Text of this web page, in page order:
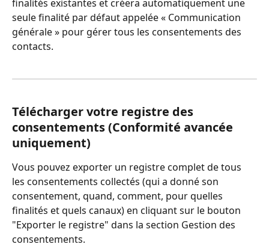
finalités existantes et créera automatiquement une
seule finalité par défaut appelée « Communication
générale » pour gérer tous les consentements des
contacts.
Télécharger votre registre des
consentements (Conformité avancée
uniquement)
Vous pouvez exporter un registre complet de tous
les consentements collectés (qui a donné son
consentement, quand, comment, pour quelles
finalités et quels canaux) en cliquant sur le bouton
"Exporter le registre" dans la section Gestion des
consentements.